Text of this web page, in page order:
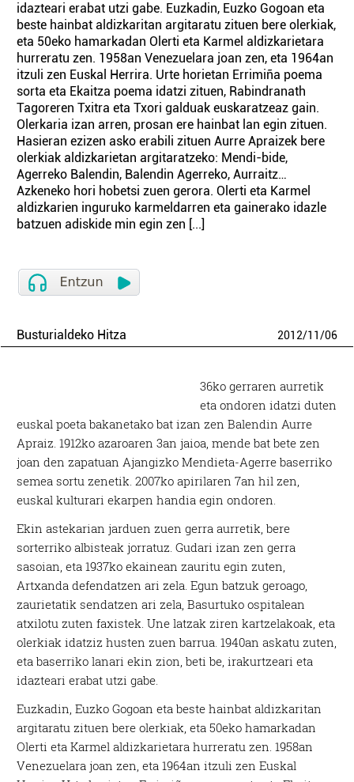
idazteari erabat utzi gabe. Euzkadin, Euzko Gogoan eta
beste hainbat aldizkaritan argitaratu zituen bere olerkiak,
eta 50eko hamarkadan Olerti eta Karmel aldizkarietara
hurreratu zen. 1958an Venezuelara joan zen, eta 1964an
itzuli zen Euskal Herrira. Urte horietan Errimiña poema
sorta eta Ekaitza poema idatzi zituen, Rabindranath
Tagoreren Txitra eta Txori galduak euskaratzeaz gain.
Olerkaria izan arren, prosan ere hainbat lan egin zituen.
Hasieran ezizen asko erabili zituen Aurre Apraizek bere
olerkiak aldizkarietan argitaratzeko: Mendi-bide,
Agerreko Balendin, Balendin Agerreko, Aurraitz…
Azkeneko hori hobetsi zuen gerora. Olerti eta Karmel
aldizkarien inguruko karmeldarren eta gainerako idazle
batzuen adiskide min egin zen [...]
Busturialdeko Hitza 2012/11/06
36ko gerraren aurretik
eta ondoren idatzi duten
euskal poeta bakanetako bat izan zen Balendin Aurre
Apraiz. 1912ko azaroaren 3an jaioa, mende bat bete zen
joan den zapatuan Ajangizko Mendieta-Agerre baserriko
semea sortu zenetik. 2007ko apirilaren 7an hil zen,
euskal kulturari ekarpen handia egin ondoren.
Ekin astekarian jarduen zuen gerra aurretik, bere
sorterriko albisteak jorratuz. Gudari izan zen gerra
sasoian, eta 1937ko ekainean zauritu egin zuten,
Artxanda defendatzen ari zela. Egun batzuk geroago,
zaurietatik sendatzen ari zela, Basurtuko ospitalean
atxilotu zuten faxistek. Une latzak ziren kartzelakoak, eta
olerkiak idatziz husten zuen barrua. 1940an askatu zuten,
eta baserriko lanari ekin zion, beti be, irakurtzeari eta
idazteari erabat utzi gabe.
Euzkadin, Euzko Gogoan eta beste hainbat aldizkaritan
argitaratu zituen bere olerkiak, eta 50eko hamarkadan
Olerti eta Karmel aldizkarietara hurreratu zen. 1958an
Venezuelara joan zen, eta 1964an itzuli zen Euskal